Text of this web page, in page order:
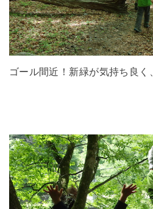
ゴール間近！新緑が気持ち良く